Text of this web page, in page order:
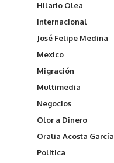
Hilario Olea
Internacional
José Felipe Medina
Mexico
Migración
Multimedia
Negocios
Olor a Dinero
Oralia Acosta García
Política